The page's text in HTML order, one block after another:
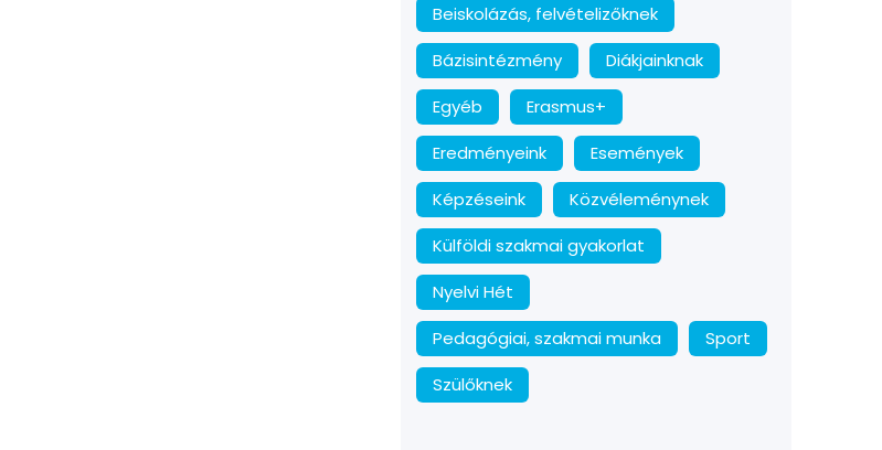
Beiskolázás, felvételizőknek
Bázisintézmény
Diákjainknak
Egyéb
Erasmus+
Eredményeink
Események
Képzéseink
Közvéleménynek
Külföldi szakmai gyakorlat
Nyelvi Hét
Pedagógiai, szakmai munka
Sport
Szülőknek